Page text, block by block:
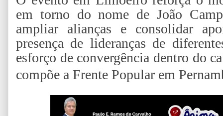
em torno do nome de João
ampliar alianças e consolidar
presença de lideranças de
esforço de convergência dentro do
compõe a Frente Popular em